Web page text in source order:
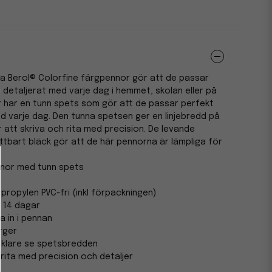
Berol® Colorfine färgpennor gör att de passar
med varje dag i hemmet, skolan eller på
har en tunn spets som gör att de passar perfekt
varje dag. Den tunna spetsen ger en linjebredd på
att skriva och rita med precision. De levande
bläck gör att de här pennorna är lämpliga för
med tunn spets
PVC-fri (inkl förpackningen)
14 dagar
in i pennan
se spetsbredden
med precision och detaljer